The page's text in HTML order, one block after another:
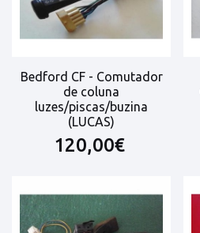
Bedford CF - Comutador
de coluna
luzes/piscas/buzina
(LUCAS)
120,00€